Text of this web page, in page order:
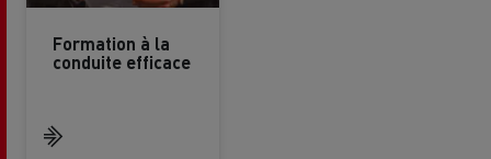
Formation à la
conduite efficace